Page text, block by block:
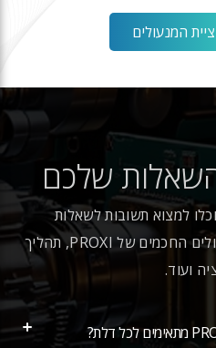
המנעולים
שלכם
למצוא תשובות לשאלות
הנפוצות ביותר אודות המנעולים החכמים של PROXI, תהליך
ועוד.